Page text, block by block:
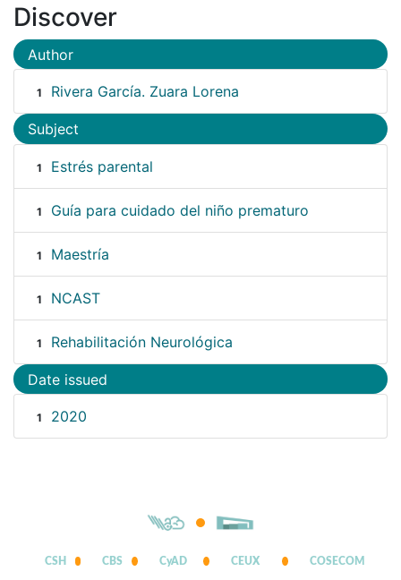
Discover
Author
1 Rivera García. Zuara Lorena
Subject
1 Estrés parental
1 Guía para cuidado del niño prematuro
1 Maestría
1 NCAST
1 Rehabilitación Neurológica
Date issued
1 2020
CSH CBS CyAD CEUX COSECOM